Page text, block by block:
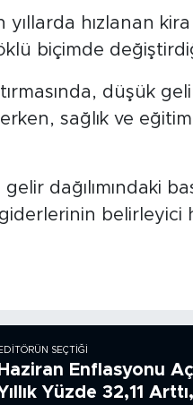
hızlanan
biçimde
düşük
sağlık ve
dağılımındaki
EDITÖRÜN SEÇTIĞI
Haziran Enflasyonu
Yüzde 32,11